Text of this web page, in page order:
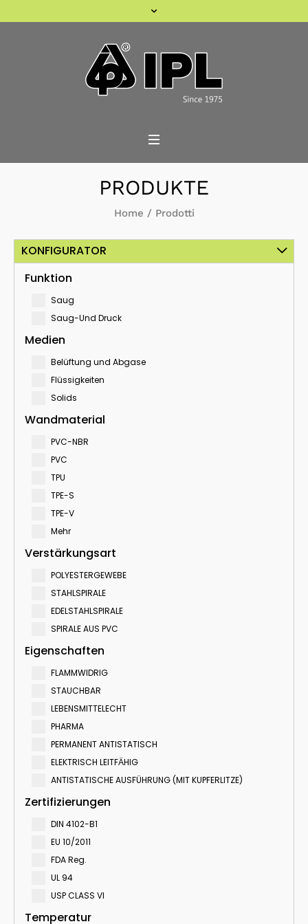
PRODUKTE
Home / Prodotti
KONFIGURATOR
Funktion
Saug
Saug-Und Druck
Medien
Belüftung und Abgase
Flüssigkeiten
Solids
Wandmaterial
PVC-NBR
PVC
TPU
TPE-S
TPE-V
Mehr
Verstärkungsart
POLYESTERGEWEBE
STAHLSPIRALE
EDELSTAHLSPIRALE
SPIRALE AUS PVC
Eigenschaften
FLAMMWIDRIG
STAUCHBAR
LEBENSMITTELECHT
PHARMA
PERMANENT ANTISTATISCH
ELEKTRISCH LEITFӒHIG
ANTISTATISCHE AUSFÜHRUNG (MIT KUPFERLITZE)
Zertifizierungen
DIN 4102-B1
EU 10/2011
FDA Reg.
UL 94
USP CLASS VI
Temperatur